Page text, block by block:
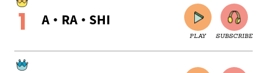
A・RA・SHI
PLAY SUBSCRIBE